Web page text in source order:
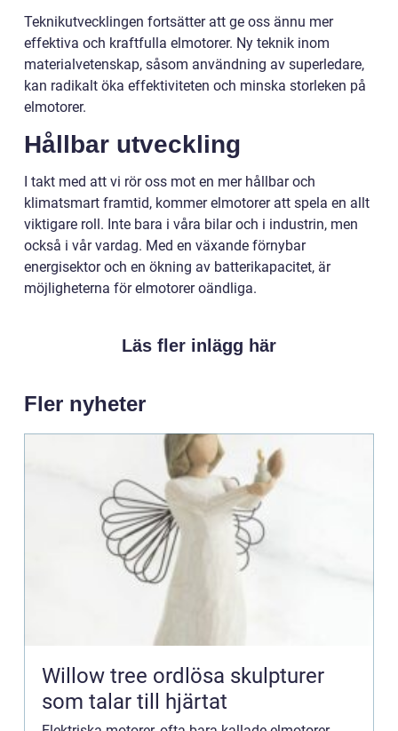
Teknikutvecklingen fortsätter att ge oss ännu mer
effektiva och kraftfulla elmotorer. Ny teknik inom
materialvetenskap, såsom användning av superledare,
kan radikalt öka effektiviteten och minska storleken på
elmotorer.
Hållbar utveckling
I takt med att vi rör oss mot en mer hållbar och
klimatsmart framtid, kommer elmotorer att spela en allt
viktigare roll. Inte bara i våra bilar och i industrin, men
också i vår vardag. Med en växande förnybar
energisektor och en ökning av batterikapacitet, är
möjligheterna för elmotorer oändliga.
Läs fler inlägg här
Fler nyheter
Willow tree ordlösa skulpturer
som talar till hjärtat